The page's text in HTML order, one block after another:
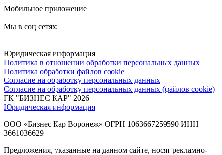
Мобильное приложение
Мы в соц сетях:
Юридическая информация
Политика в отношении обработки персональных данных
Политика обработки файлов cookie
Согласие на обработку персональных данных
Согласие на обработку персональных данных (файлов cookie)
ГК "БИЗНЕС КАР" 2026
Юридическая информация
ООО «Бизнес Кар Воронеж» ОГРН 1063667259590 ИНН
3661036629
Предложения, указанные на данном сайте, носят рекламно-